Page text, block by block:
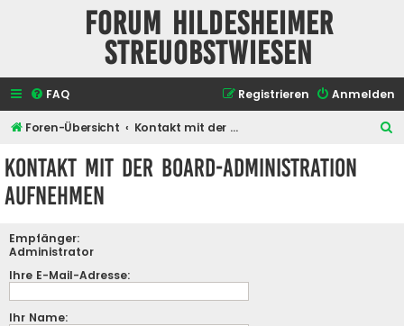
Forum Hildesheimer
Streuobstwiesen
FAQ Anmelden
Registrieren
Foren-Übersicht Kontakt mit der Board-Administration aufnehmen
Kontakt mit der Board-Administration
aufnehmen
Empfänger:
Administrator
Ihre E-Mail-Adresse:
Ihr Name: